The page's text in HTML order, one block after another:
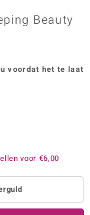
Beauty
voordat het te laat
voor €6,00